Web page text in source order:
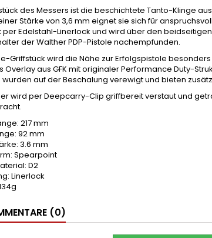
des Messers ist die beschichtete Tanto-Klinge
Stärke von 3,6 mm eignet sie sich für
Edelstahl-Linerlock und wird über den
der Walther PDP-Pistole nachempfunden.
Griffstück wird die Nähe zur Erfolgspistole
Overlay aus GFK mit originaler Performance Duty-
wurden auf der Beschalung verewigt und bieten
wird per Deepcarry-Clip griffbereit verstaut und
217 mm
92 mm
3.6 mm
Spearpoint
D2
Linerlock
(0)